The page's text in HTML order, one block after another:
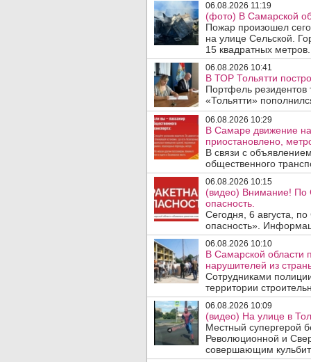
06.08.2026 11:19
(фото) В Самарской
Пожар произошел
на улице Сельской.
15 квадратных метров.
06.08.2026 10:41
В ТОР Тольятти
Портфель
«Тольятти»
06.08.2026 10:29
В Самаре движение
приостановлено,
В связи с
общественного
06.08.2026 10:15
(видео) Внимание! По
опасность.
Сегодня, 6 августа,
опасность».
06.08.2026 10:10
В Самарской области
нарушителей из
Сотрудниками
территории
06.08.2026 10:09
(видео) На улице в
Местный супергерой
Революционной и
совершающим